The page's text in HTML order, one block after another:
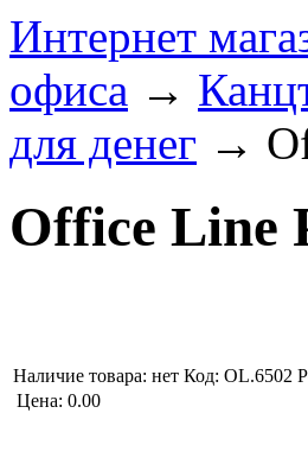
Интернет
офиса →
для денег →
Office Line
Наличие товара: нет Код: OL.6502
Цена: 0.00